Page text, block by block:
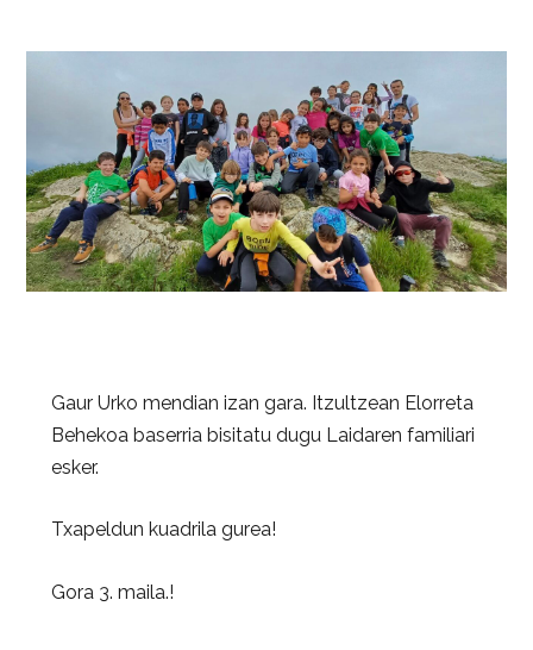
Gaur Urko mendian izan gara. Itzultzean Elorreta
Behekoa baserria bisitatu dugu Laidaren familiari
esker.
Txapeldun kuadrila gurea!
Gora 3. maila.!